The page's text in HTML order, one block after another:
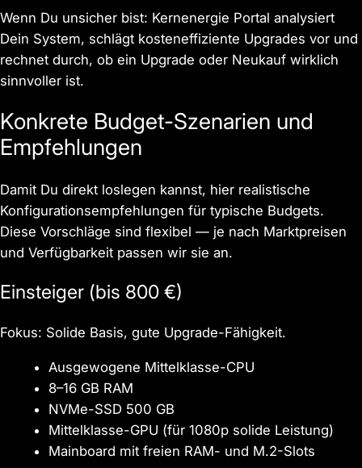
Wenn Du unsicher bist: Kernenergie Portal analysiert
Dein System, schlägt kosteneffiziente Upgrades vor und
rechnet durch, ob ein Upgrade oder Neukauf wirklich
sinnvoller ist.
Konkrete Budget-Szenarien und
Empfehlungen
Damit Du direkt loslegen kannst, hier realistische
Konfigurationsempfehlungen für typische Budgets.
Diese Vorschläge sind flexibel — je nach Marktpreisen
und Verfügbarkeit passen wir sie an.
Einsteiger (bis 800 €)
Fokus: Solide Basis, gute Upgrade-Fähigkeit.
Ausgewogene Mittelklasse-CPU
8–16 GB RAM
NVMe-SSD 500 GB
Mittelklasse-GPU (für 1080p solide Leistung)
Mainboard mit freien RAM- und M.2-Slots